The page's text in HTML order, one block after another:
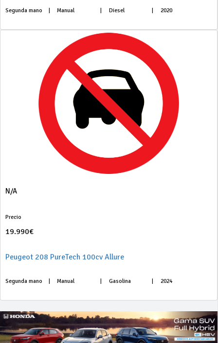
Segunda mano Manual Diesel 2020
N/A
Precio
19.990€
Peugeot 208 PureTech 100cv Allure
Segunda mano Manual Gasolina 2024